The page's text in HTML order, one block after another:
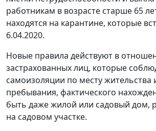
работникам в возрасте старше 65
находятся на карантине, которые
6.04.2020.
Новые правила действуют в
застрахованных лиц, которые
самоизоляции по месту жительства
пребывания, фактического
быть даже жилой или садовый дом,
на садовом участке.